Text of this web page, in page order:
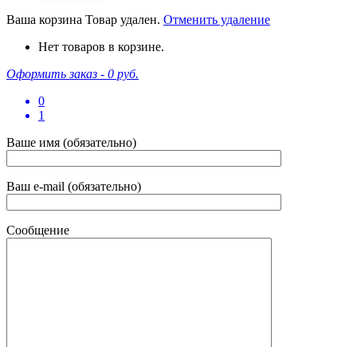
Ваша корзина Товар удален. Отменить удаление
Нет товаров в корзине.
Оформить заказ - 0 руб.
0
1
Ваше имя (обязательно)
Ваш e-mail (обязательно)
Сообщение